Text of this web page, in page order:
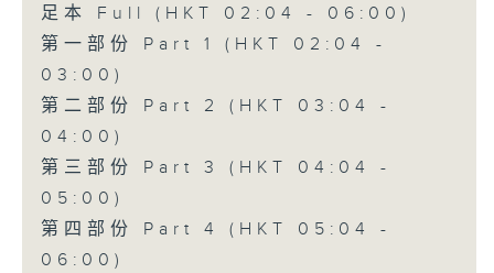
足本 Full (HKT 02:04 - 06:00)
第一部份 Part 1 (HKT 02:04 -
03:00)
第二部份 Part 2 (HKT 03:04 -
04:00)
第三部份 Part 3 (HKT 04:04 -
05:00)
第四部份 Part 4 (HKT 05:04 -
06:00)